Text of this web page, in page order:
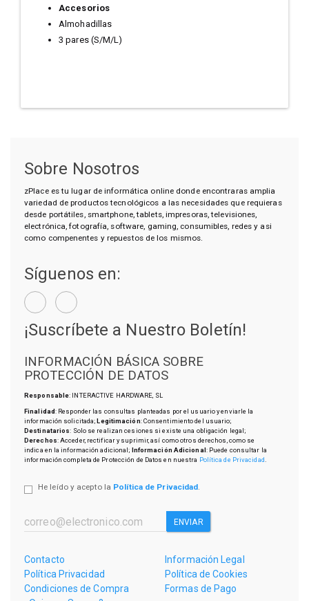
Accesorios
Almohadillas
3 pares (S/M/L)
Sobre Nosotros
zPlace es tu lugar de informática online donde encontraras amplia
variedad de productos tecnológicos a las necesidades que requieras
desde portátiles, smartphone, tablets, impresoras, televisiones,
electrónica, fotografía, software, gaming, consumibles, redes y asi
como compenentes y repuestos de los mismos.
Síguenos en:
¡Suscríbete a Nuestro Boletín!
INFORMACIÓN BÁSICA SOBRE
PROTECCIÓN DE DATOS
Responsable: INTERACTIVE HARDWARE, SL
Finalidad: Responder las consultas planteadas por el usuario y enviarle la
información solicitada;Legitimación: Consentimiento del usuario;
Destinatarios: Solo se realizan cesiones si existe una obligación legal;
Derechos: Acceder, rectificar y suprimir, así como otros derechos, como se
indica en la información adicional; Información Adicional: Puede consultar la
información completa de Protección de Datos en nuestra Política de Privacidad
He leído y acepto la Política de Privacidad.
ENVIAR
Contacto
Información Legal
Política Privacidad
Política de Cookies
Condiciones de Compra
Formas de Pago